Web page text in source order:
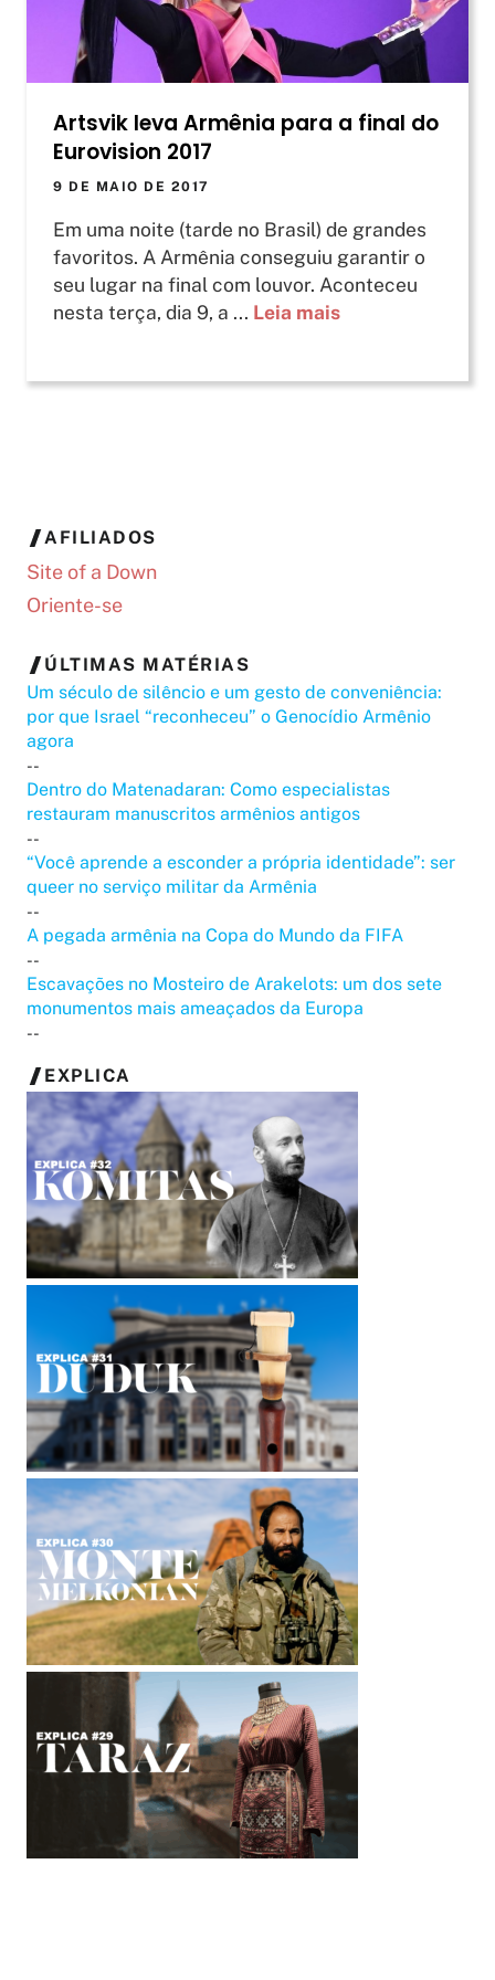
Artsvik leva Armênia para a final do
Eurovision 2017
9 DE MAIO DE 2017
Em uma noite (tarde no Brasil) de grandes
favoritos. A Armênia conseguiu garantir o
seu lugar na final com louvor. Aconteceu
nesta terça, dia 9, a ... Leia mais
AFILIADOS
Site of a Down
Oriente-se
ÚLTIMAS MATÉRIAS
Um século de silêncio e um gesto de conveniência:
por que Israel “reconheceu” o Genocídio Armênio
agora
--
Dentro do Matenadaran: Como especialistas
restauram manuscritos armênios antigos
--
“Você aprende a esconder a própria identidade”: ser
queer no serviço militar da Armênia
--
A pegada armênia na Copa do Mundo da FIFA
--
Escavações no Mosteiro de Arakelots: um dos sete
monumentos mais ameaçados da Europa
--
EXPLICA